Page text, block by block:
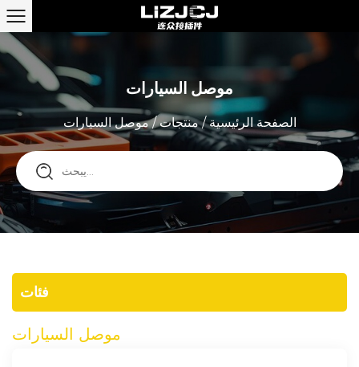
موصل السيارات
الصفحة الرئيسية/منتجات/موصل السيارات
فئات
موصل السيارات